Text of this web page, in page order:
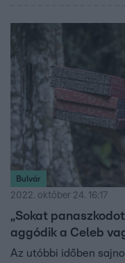
megbirkózott már
kórházba kerülése
temetése lesz.
Bulvár
2022. október 24. 16:17
„Sokat
aggódik a Celeb
Az utóbbi időben